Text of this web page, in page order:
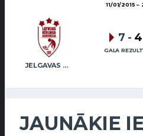
11/01/2015
JELGAVAS KĒRLINGA KLUBS / BĒRZIŅŠ
7 - 4
GALA
JAUNĀKIE